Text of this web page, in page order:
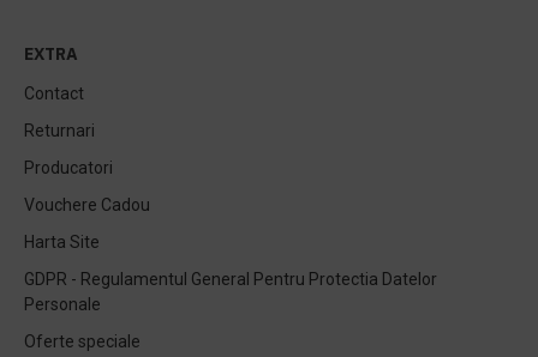
EXTRA
Contact
Returnari
Producatori
Vouchere Cadou
Harta Site
GDPR - Regulamentul General Pentru Protectia Datelor
Personale
Oferte speciale